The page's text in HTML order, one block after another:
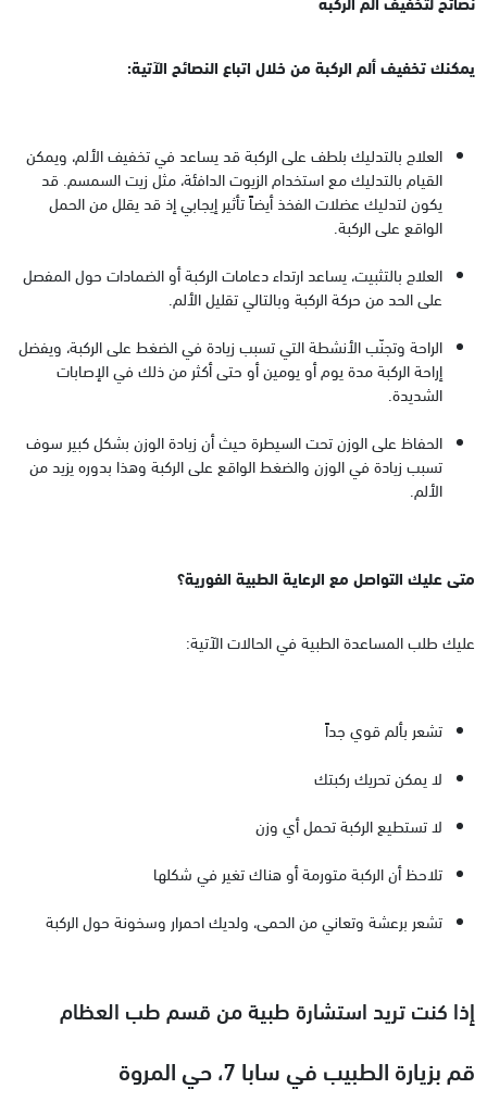
يمكنك تخفيف ألم الركبة من خلال اتباع النصائح الآتية:
العلاج بالتدليك بلطف على الركبة قد يساعد في تخفيف الألم، ويمكن
القيام بالتدليك مع استخدام الزيوت الدافئة، مثل زيت السمسم. قد
يكون لتدليك عضلات الفخذ أيضاً تأثير إيجابي إذ قد يقلل من الحمل
الواقع على الركبة.
العلاج بالتثبيت، يساعد ارتداء دعامات الركبة أو الضمادات حول المفصل
على الحد من حركة الركبة وبالتالي تقليل الألم.
الراحة وتجنّب الأنشطة التي تسبب زيادة في الضغط على الركبة، ويفضل
إراحة الركبة مدة يوم أو يومين أو حتى أكثر من ذلك في الإصابات
الشديدة.
الحفاظ على الوزن تحت السيطرة حيث أن زيادة الوزن بشكل كبير سوف
تسبب زيادة في الوزن والضغط الواقع على الركبة وهذا بدوره يزيد من
الألم.
متى عليك التواصل مع الرعاية الطبية الفورية؟
عليك طلب المساعدة الطبية في الحالات الآتية:
تشعر بألم قوي جداً
لا يمكن تحريك ركبتك
لا تستطيع الركبة تحمل أي وزن
تلاحظ أن الركبة متورمة أو هناك تغير في شكلها
تشعر برعشة وتعاني من الحمى، ولديك احمرار وسخونة حول الركبة
إذا كنت تريد استشارة طبية من قسم طب العظام
قم بزيارة الطبيب في سابا 7، حي المروة